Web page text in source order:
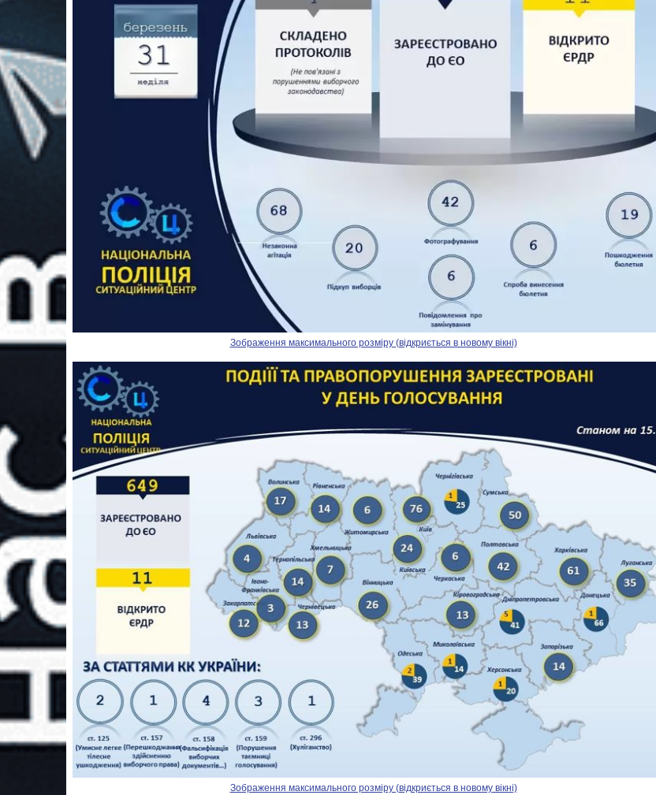
Зображення максимального розміру (відкриється в новому вікні)
Зображення максимального розміру (відкриється в новому вікні)